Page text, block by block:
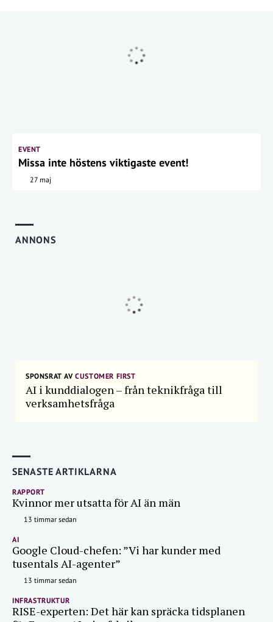
EVENT
Missa inte höstens viktigaste event!
27 maj
ANNONS
SPONSRAT AVCUSTOMER FIRST
AI i kunddialogen – från teknikfråga till
verksamhetsfråga
SENASTE ARTIKLARNA
RAPPORT
Kvinnor mer utsatta för AI än män
13 timmar sedan
AI
Google Cloud-chefen: ”Vi har kunder med
tusentals AI-agenter”
13 timmar sedan
INFRASTRUKTUR
RISE-experten: Det här kan spräcka tidsplanen